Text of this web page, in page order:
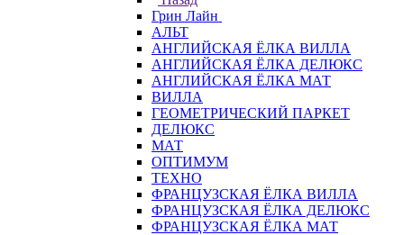
Грин Лайн
АЛЬТ
АНГЛИЙСКАЯ ЁЛКА ВИЛЛА
АНГЛИЙСКАЯ ЁЛКА ДЕЛЮКС
АНГЛИЙСКАЯ ЁЛКА МАТ
ВИЛЛА
ГЕОМЕТРИЧЕСКИЙ ПАРКЕТ
ДЕЛЮКС
МАТ
ОПТИМУМ
ТЕХНО
ФРАНЦУЗСКАЯ ЁЛКА ВИЛЛА
ФРАНЦУЗСКАЯ ЁЛКА ДЕЛЮКС
ФРАНЦУЗСКАЯ ЁЛКА МАТ